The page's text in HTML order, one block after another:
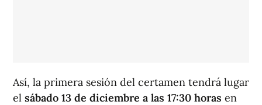
Así, la primera sesión del certamen tendrá lugar
el sábado 13 de diciembre a las 17:30 horas en